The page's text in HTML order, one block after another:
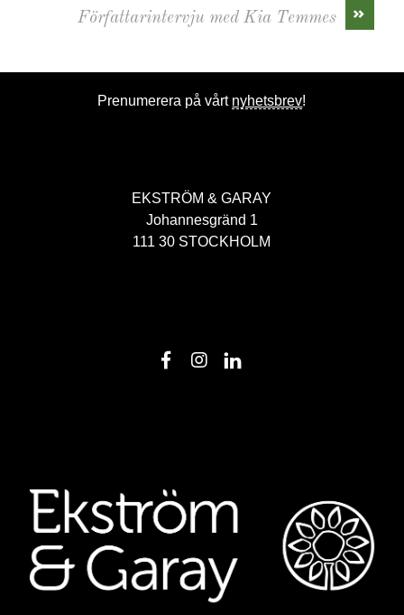
»
Författarintervju med Kia Temmes
Prenumerera på vårt nyhetsbrev!
EKSTRÖM & GARAY
Johannesgränd 1
111 30 STOCKHOLM